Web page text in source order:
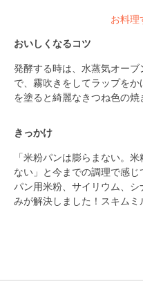
お料理
おいしくなるコツ
発酵する時は、水蒸気オー
で、霧吹きをしてラップを
を塗ると綺麗なきつね色の焼
きっかけ
「米粉パンは膨らまない。
ない」と今までの調理で感
パン用米粉、サイリウム、
みが解決しました！スキムミ